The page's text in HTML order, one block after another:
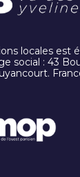
locales est
social : 43